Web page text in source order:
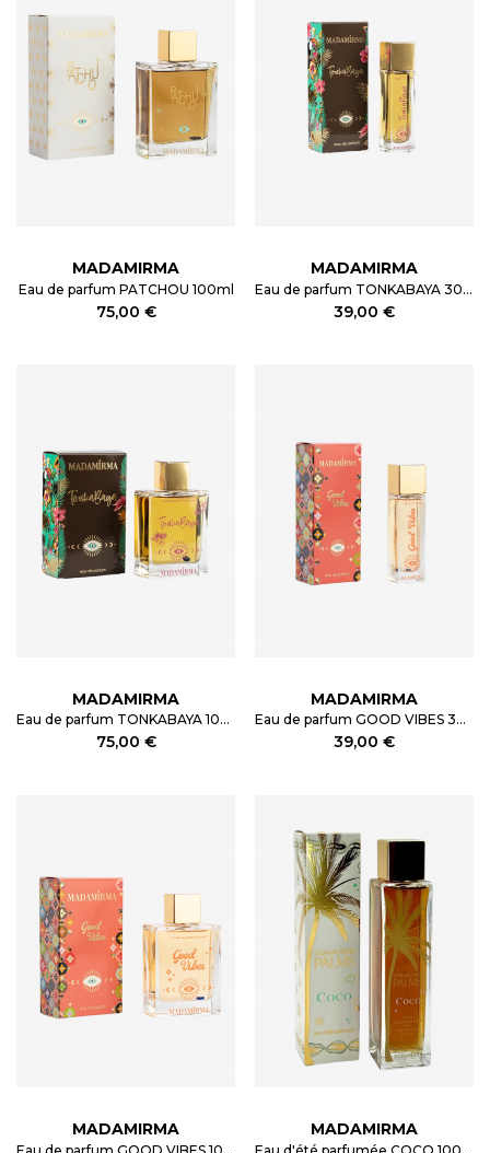
MADAMIRMA
Eau de parfum PATCHOU 100ml
75,00 €
MADAMIRMA
Eau de parfum TONKABAYA 30ml
39,00 €
MADAMIRMA
Eau de parfum TONKABAYA 100ml
75,00 €
MADAMIRMA
Eau de parfum GOOD VIBES 30ml
39,00 €
MADAMIRMA MADAMIRMA